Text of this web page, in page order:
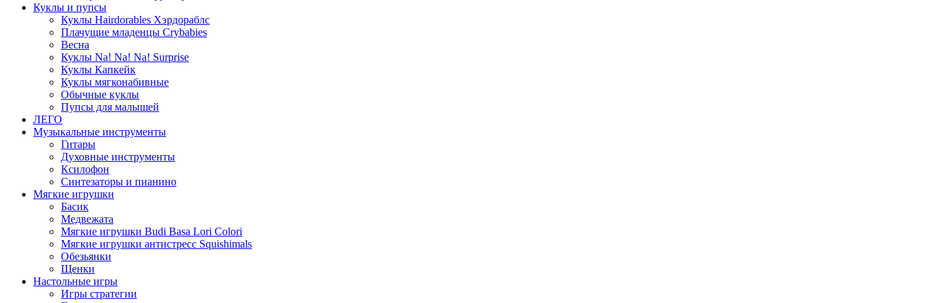
Куклы и пупсы
Куклы Hairdorables Хэрдораблс
Плачущие младенцы Crybabies
Весна
Куклы Na! Na! Na! Surprise
Куклы Капкейк
Куклы мягконабивные
Обычные куклы
Пупсы для малышей
ЛЕГО
Музыкальные инструменты
Гитары
Духовные инструменты
Ксилофон
Синтезаторы и пианино
Мягкие игрушки
Басик
Медвежата
Мягкие игрушки Budi Basa Lori Colori
Мягкие игрушки антистресс Squishimals
Обезьянки
Щенки
Настольные игры
Игры стратегии